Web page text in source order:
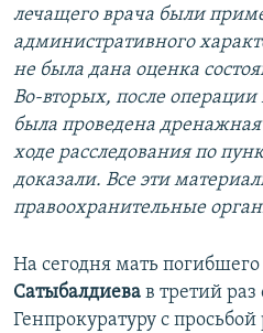
лечащего врача были
административного
не была дана оценка
Во-вторых, после
была проведена
ходе расследования по
доказали. Все эти
правоохранительные
На сегодня мать погибшего
Сатыбалдиева в третий раз
Генпрокуратуру с просьбой